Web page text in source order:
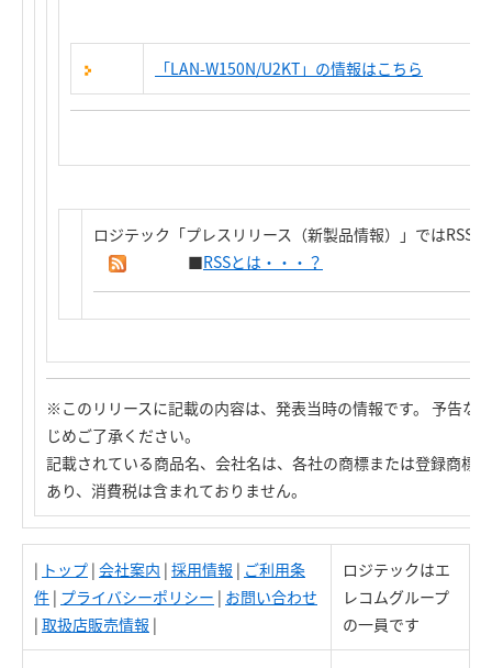
「LAN-W150N/U2KT」の情報はこちら
ロジテック「プレスリリース（新製品情報）」ではRSS
■RSSとは・・・？
※このリリースに記載の内容は、発表当時の情報です。 予告な
じめご了承ください。
記載されている商品名、会社名は、各社の商標または登録商標
あり、消費税は含まれておりません。
| トップ | 会社案内 | 採用情報 | ご利用条
件 | プライバシーポリシー | お問い合わせ
| 取扱店販売情報 |
ロジテックはエ
レコムグループ
の一員です